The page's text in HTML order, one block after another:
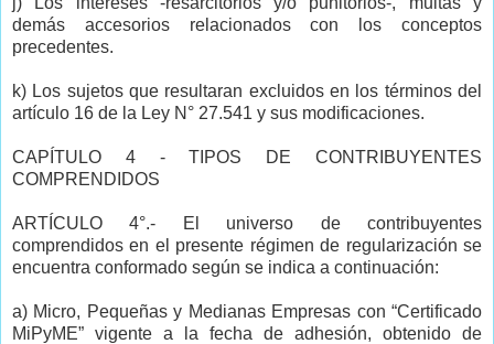
demás accesorios relacionados con los conceptos
precedentes.
k) Los sujetos que resultaran excluidos en los términos del
artículo 16 de la Ley N° 27.541 y sus modificaciones.
CAPÍTULO 4 - TIPOS DE CONTRIBUYENTES
COMPRENDIDOS
ARTÍCULO 4°.- El universo de contribuyentes
comprendidos en el presente régimen de regularización se
encuentra conformado según se indica a continuación:
a) Micro, Pequeñas y Medianas Empresas con “Certificado
MiPyME” vigente a la fecha de adhesión, obtenido de